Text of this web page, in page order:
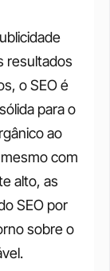
resultados
o SEO é
para o
ao
com
alto, as
SEO por
sobre o